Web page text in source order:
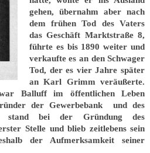
gehen, übernahm aber nach
dem frühen Tod des Vaters
das Geschäft Marktstraße 8,
führte es bis 1890 weiter und
verkaufte es an den Schwager
Tod, der es vier Jahre später
an Karl Grimm veräußerte.
Balluff im öffentlichen Leben
der Gewerbebank und des
stand bei der Gründung des
Stelle und blieb zeitlebens sein
der Aufmerksamkeit seiner